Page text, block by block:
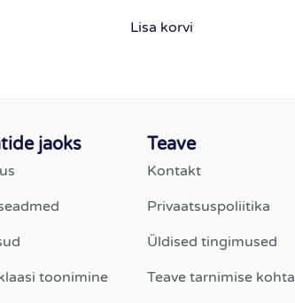
Lisa korvi
Teave
Kontakt
Privaatsuspoliitika
Üldised tingimused
Teave tarnimise kohta
jaoks
toonimine